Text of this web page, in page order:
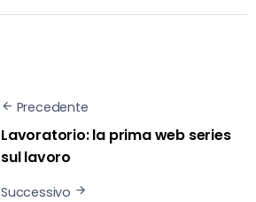
Precedente
Lavoratorio: la prima web series
sul lavoro
Successivo